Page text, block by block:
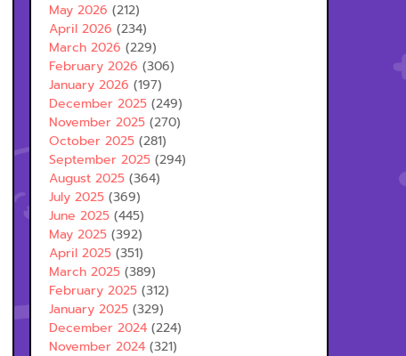
May 2026 (212)
April 2026 (234)
March 2026 (229)
February 2026 (306)
January 2026 (197)
December 2025 (249)
November 2025 (270)
October 2025 (281)
September 2025 (294)
August 2025 (364)
July 2025 (369)
June 2025 (445)
May 2025 (392)
April 2025 (351)
March 2025 (389)
February 2025 (312)
January 2025 (329)
December 2024 (224)
November 2024 (321)